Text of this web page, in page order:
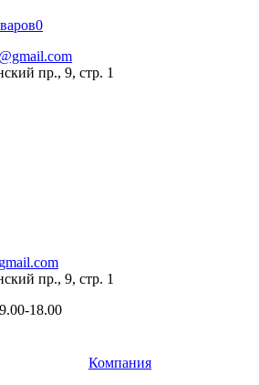
0
пр., 9, стр. 1
пр., 9, стр. 1
18.00
Компания